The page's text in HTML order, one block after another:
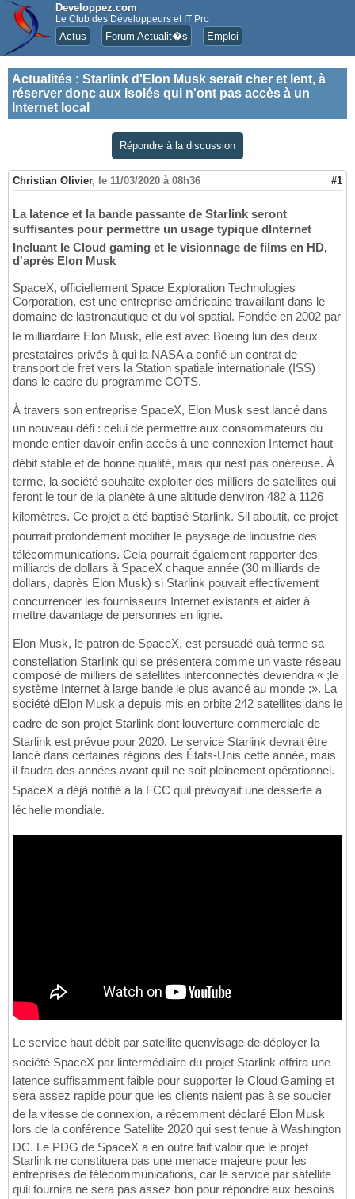
Developpez.com
Le Club des Développeurs et IT Pro
Actus Forum Actualit�s Emploi
Actualités : Starlink d'Elon Musk serait cher et lent, à
réserver donc aux isolés qui n'ont pas accès à un
Internet local
Répondre à la discussion
Christian Olivier, le 11/03/2020 à 08h36 #1
La latence et la bande passante de Starlink seront
suffisantes pour permettre un usage typique dInternet
Incluant le Cloud gaming et le visionnage de films en HD,
d'après Elon Musk
SpaceX, officiellement Space Exploration Technologies
Corporation, est une entreprise américaine travaillant dans le
domaine de lastronautique et du vol spatial. Fondée en 2002 par
le milliardaire Elon Musk, elle est avec Boeing lun des deux
prestataires privés à qui la NASA a confié un contrat de
transport de fret vers la Station spatiale internationale (ISS)
dans le cadre du programme COTS.
À travers son entreprise SpaceX, Elon Musk sest lancé dans
un nouveau défi : celui de permettre aux consommateurs du
monde entier davoir enfin accès à une connexion Internet haut
débit stable et de bonne qualité, mais qui nest pas onéreuse. À
terme, la société souhaite exploiter des milliers de satellites qui
feront le tour de la planète à une altitude denviron 482 à 1126
kilomètres. Ce projet a été baptisé Starlink. Sil aboutit, ce projet
pourrait profondément modifier le paysage de lindustrie des
télécommunications. Cela pourrait également rapporter des
milliards de dollars à SpaceX chaque année (30 milliards de
dollars, daprès Elon Musk) si Starlink pouvait effectivement
concurrencer les fournisseurs Internet existants et aider à
mettre davantage de personnes en ligne.
Elon Musk, le patron de SpaceX, est persuadé quà terme sa
constellation Starlink qui se présentera comme un vaste réseau
composé de milliers de satellites interconnectés deviendra « ;le
système Internet à large bande le plus avancé au monde ;». La
société dElon Musk a depuis mis en orbite 242 satellites dans le
cadre de son projet Starlink dont louverture commerciale de
Starlink est prévue pour 2020. Le service Starlink devrait être
lancé dans certaines régions des États-Unis cette année, mais
il faudra des années avant quil ne soit pleinement opérationnel.
SpaceX a déjà notifié à la FCC quil prévoyait une desserte à
léchelle mondiale.
Le service haut débit par satellite quenvisage de déployer la
société SpaceX par lintermédiaire du projet Starlink offrira une
latence suffisamment faible pour supporter le Cloud Gaming et
sera assez rapide pour que les clients naient pas à se soucier
de la vitesse de connexion, a récemment déclaré Elon Musk
lors de la conférence Satellite 2020 qui sest tenue à Washington
DC. Le PDG de SpaceX a en outre fait valoir que le projet
Starlink ne constituera pas une menace majeure pour les
entreprises de télécommunications, car le service par satellite
quil fournira ne sera pas assez bon pour répondre aux besoins